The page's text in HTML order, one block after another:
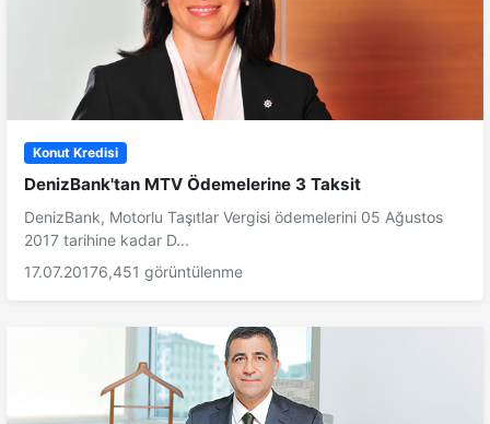
Konut Kredisi
DenizBank'tan MTV Ödemelerine 3 Taksit
DenizBank, Motorlu Taşıtlar Vergisi ödemelerini 05 Ağustos
2017 tarihine kadar D...
17.07.20176,451 görüntülenme